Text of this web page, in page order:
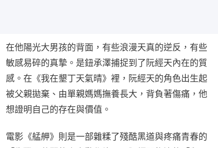
在他陽光大男孩的背面，有些浪漫天真的逆反，有些
敏感易碎的真摯。是鈕承澤捕捉到了阮經天內在的質
感。在《我在墾丁天氣晴》裡，阮經天的角色出生起
被父親拋棄、由單親媽媽撫養長大，背負著傷痛，他
想證明自己的存在與價值。
電影《艋舺》則是一部雜糅了殘酷黑道與疼痛青春的